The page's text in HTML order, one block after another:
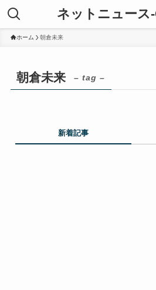
ネットニュース
ホーム 朝倉未来
朝倉未来 – tag –
新着記事